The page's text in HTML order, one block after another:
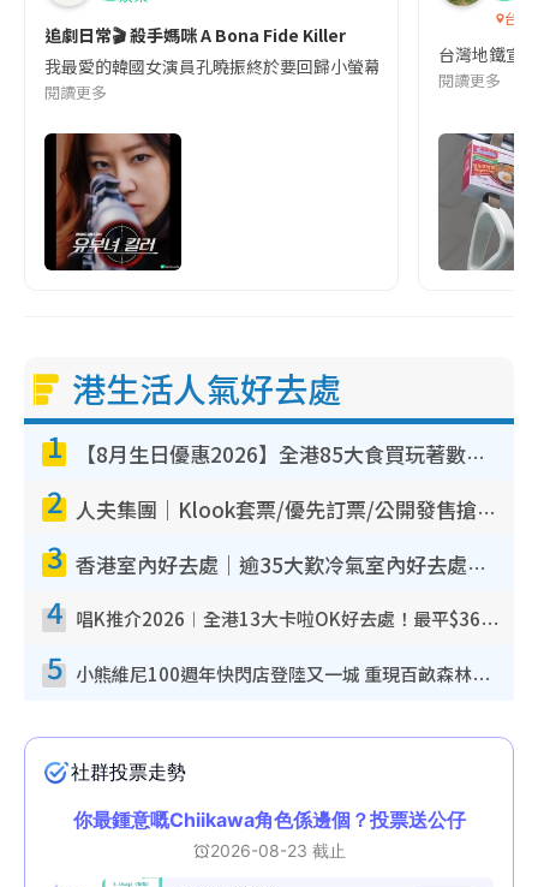
追劇日常🎬 殺手媽咪 A Bona Fide Killer
我最愛的韓國女演員孔曉振終於要回歸小螢幕啦!這次的劇本改編
閱讀更多
台灣
台灣地鐵宣
閱讀更多
港生活人氣好去處
1 【8月生日優惠2026】全港85大食買玩著數攻略 自助餐/火鍋放題同行免費＋誠品/DONKI送現金券
2 人夫集團｜Klook套票/優先訂票/公開發售搶飛攻略！附票價.購票連結.場地座位表
3 香港室內好去處｜逾35大歎冷氣室內好去處推介 室內活動免費避雨無懼落雨
4 唱K推介2026︱全港13大卡啦OK好去處！最平$36起 日文K都有！(附地址+收費詳情)
5 小熊維尼100週年快閃店登陸又一城 重現百畝森林經典場景／獨家限定盲盒登場／專屬DIY香水